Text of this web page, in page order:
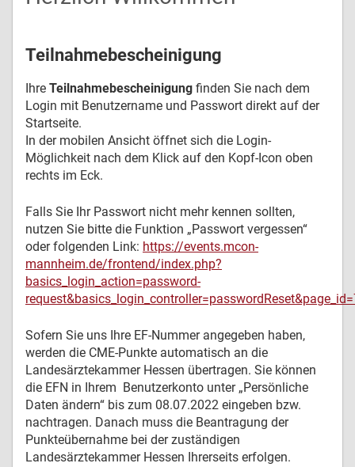
Teilnahmebescheinigung
Ihre Teilnahmebescheinigung finden Sie nach dem
Login mit Benutzername und Passwort direkt auf der
Startseite.
In der mobilen Ansicht öffnet sich die Login-
Möglichkeit nach dem Klick auf den Kopf-Icon oben
rechts im Eck.
Falls Sie Ihr Passwort nicht mehr kennen sollten,
nutzen Sie bitte die Funktion „Passwort vergessen“
oder folgenden Link: https://events.mcon-
mannheim.de/frontend/index.php?
basics_login_action=password-
Sofern Sie uns Ihre EF-Nummer angegeben haben,
werden die CME-Punkte automatisch an die
Landesärztekammer Hessen übertragen. Sie können
die EFN in Ihrem Benutzerkonto unter „Persönliche
Daten ändern“ bis zum 08.07.2022 eingeben bzw.
nachtragen. Danach muss die Beantragung der
Punkteübernahme bei der zuständigen
Landesärztekammer Hessen Ihrerseits erfolgen.